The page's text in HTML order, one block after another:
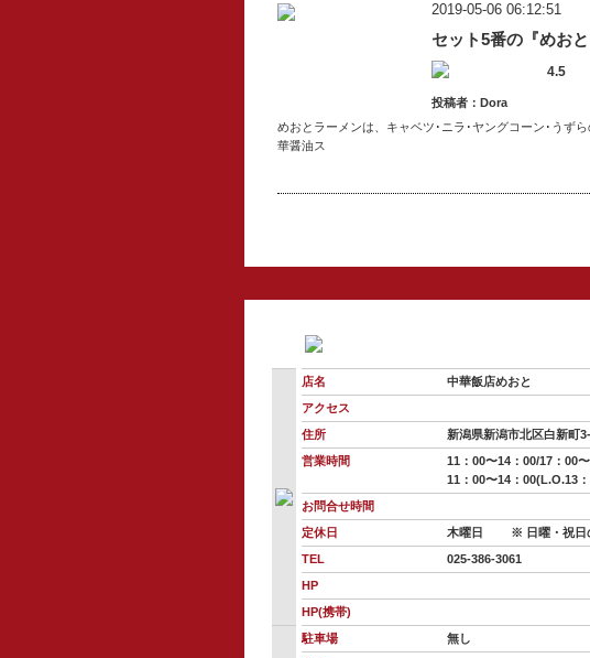
2019-05-06 06:12:51
セット5番の『めお
4.5
投稿者： Dora
めおとラーメンは、キャベツ･ニラ･ヤングコーン･うず
華醤油ス
店名
中華飯店めおと
アクセス
住所
新潟県新潟市北区白新町
営業時間
11：00〜14：00/17：00
11：00〜14：00(L.O.13
お問合せ時間
定休日
木曜日
※ 日曜・祝日
TEL
025-386-3061
HP
HP(携帯)
駐車場
無し